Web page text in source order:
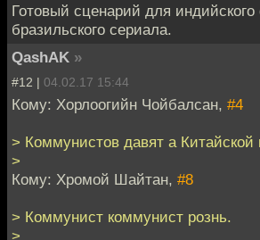
Готовый сценарий для
бразильского сериала.
QashAK »
#12 | 04.02.17 15:44
Кому: Хорлоогийн Чойбалсан, #4
> Коммунистов давят а Китайской
>
Кому: Хромой Шайтан, #8
> Коммунист коммунист рознь.
>